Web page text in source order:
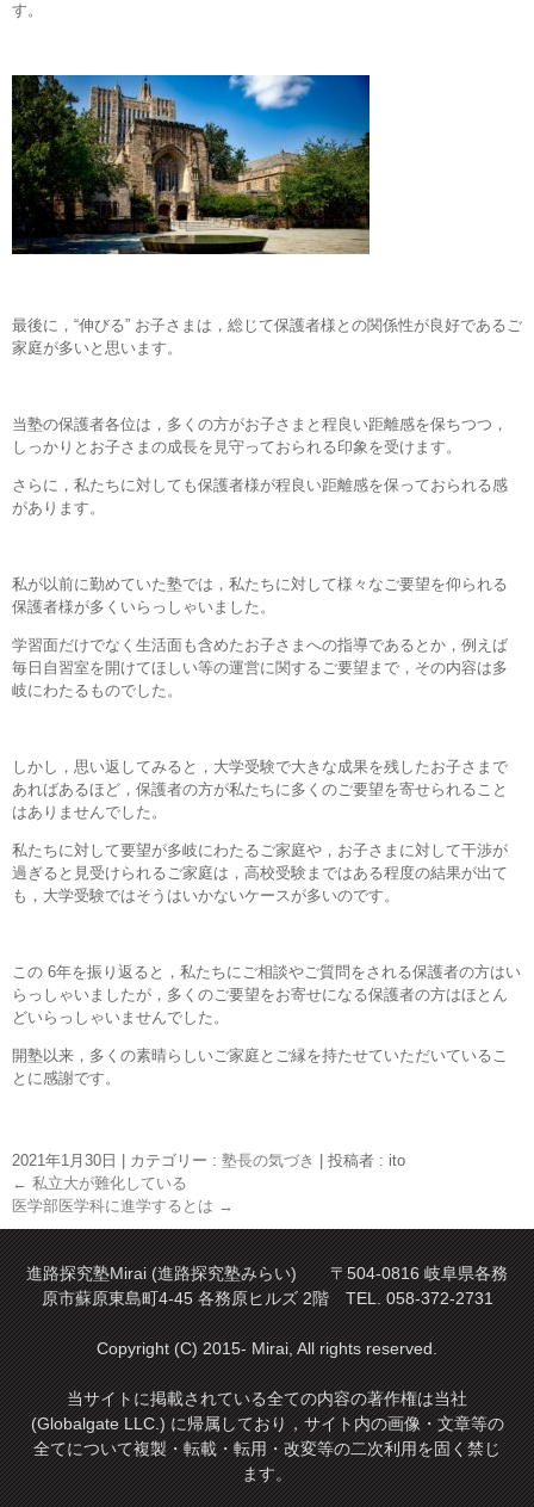
す。
最後に，“伸びる” お子さまは，総じて保護者様との関係性が良好であるご
家庭が多いと思います。
当塾の保護者各位は，多くの方がお子さまと程良い距離感を保ちつつ，
しっかりとお子さまの成長を見守っておられる印象を受けます。
さらに，私たちに対しても保護者様が程良い距離感を保っておられる感
があります。
私が以前に勤めていた塾では，私たちに対して様々なご要望を仰られる
保護者様が多くいらっしゃいました。
学習面だけでなく生活面も含めたお子さまへの指導であるとか，例えば
毎日自習室を開けてほしい等の運営に関するご要望まで，その内容は多
岐にわたるものでした。
しかし，思い返してみると，大学受験で大きな成果を残したお子さまで
あればあるほど，保護者の方が私たちに多くのご要望を寄せられること
はありませんでした。
私たちに対して要望が多岐にわたるご家庭や，お子さまに対して干渉が
過ぎると見受けられるご家庭は，高校受験まではある程度の結果が出て
も，大学受験ではそうはいかないケースが多いのです。
この 6年を振り返ると，私たちにご相談やご質問をされる保護者の方はい
らっしゃいましたが，多くのご要望をお寄せになる保護者の方はほとん
どいらっしゃいませんでした。
開塾以来，多くの素晴らしいご家庭とご縁を持たせていただいているこ
とに感謝です。
2021年1月30日 カテゴリー : 塾長の気づき
投稿者 : ito
← 私立大が難化している
医学部医学科に進学するとは →
進路探究塾Mirai (進路探究塾みらい) 〒504-0816 岐阜県各務
原市蘇原東島町4-45 各務原ヒルズ 2階 TEL. 058-372-2731
Copyright (C) 2015- Mirai, All rights reserved.
当サイトに掲載されている全ての内容の著作権は当社
(Globalgate LLC.) に帰属しており，サイト内の画像・文章等の
全てについて複製・転載・転用・改変等の二次利用を固く禁じ
ます。